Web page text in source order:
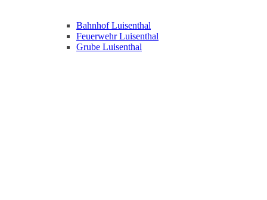
Bahnhof Luisenthal
Feuerwehr Luisenthal
Grube Luisenthal